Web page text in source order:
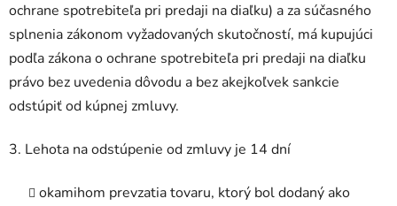
ochrane spotrebiteľa pri predaji na diaľku) a za súčasného
splnenia zákonom vyžadovaných skutočností, má kupujúci
podľa zákona o ochrane spotrebiteľa pri predaji na diaľku
právo bez uvedenia dôvodu a bez akejkoľvek sankcie
odstúpiť od kúpnej zmluvy.
3. Lehota na odstúpenie od zmluvy je 14 dní
okamihom prevzatia tovaru, ktorý bol dodaný ako